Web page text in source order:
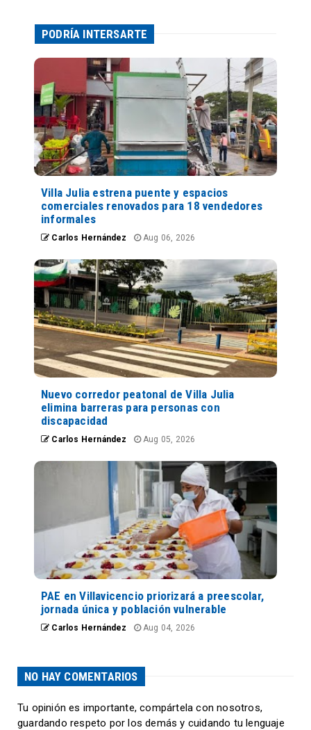
PODRÍA INTERSARTE
Villa Julia estrena puente y espacios
comerciales renovados para 18 vendedores
informales
Carlos Hernández Aug 06, 2026
Nuevo corredor peatonal de Villa Julia
elimina barreras para personas con
discapacidad
Carlos Hernández Aug 05, 2026
PAE en Villavicencio priorizará a preescolar,
jornada única y población vulnerable
Carlos Hernández Aug 04, 2026
NO HAY COMENTARIOS
Tu opinión es importante, compártela con nosotros,
guardando respeto por los demás y cuidando tu lenguaje